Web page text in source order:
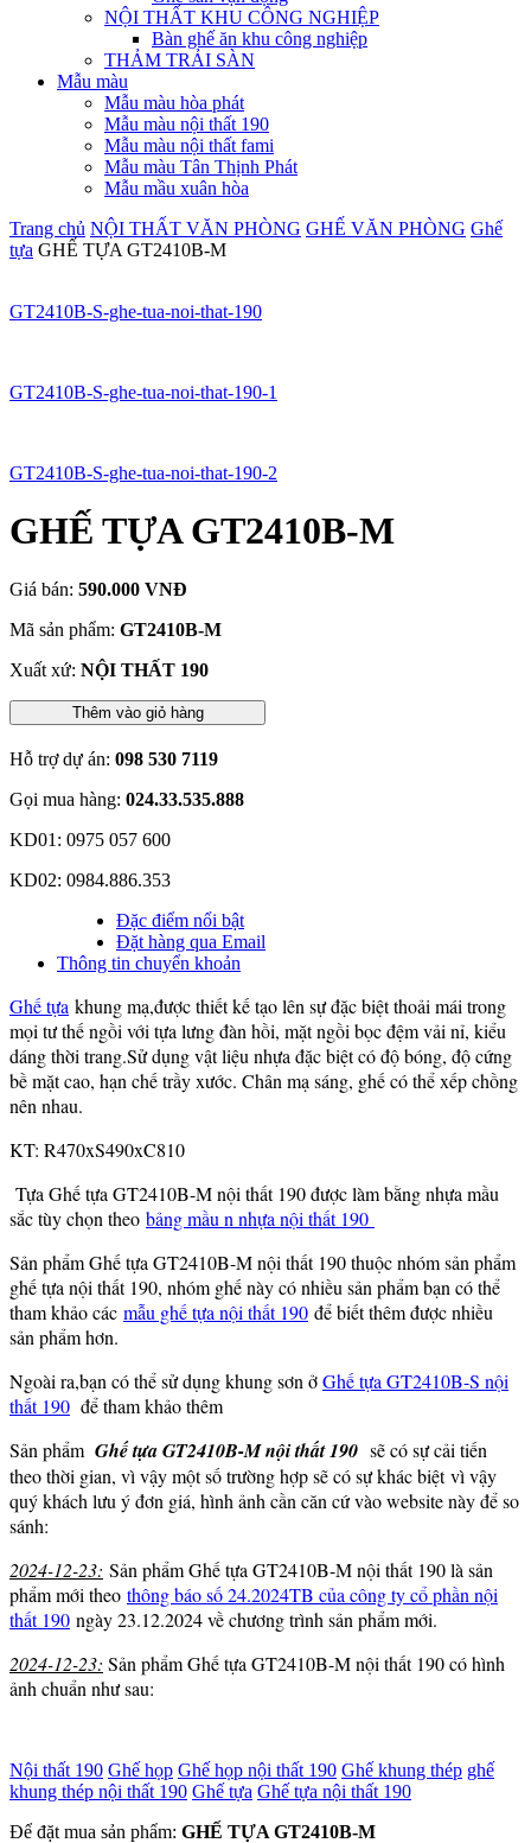
NỘI THẤT KHU CÔNG NGHIỆP
Bàn ghế ăn khu công nghiệp
THẢM TRẢI SÀN
Mẫu màu
Mẫu màu hòa phát
Mẫu màu nội thất 190
Mẫu màu nội thất fami
Mẫu màu Tân Thịnh Phát
Mẫu mầu xuân hòa
Trang chủ NỘI THẤT VĂN PHÒNG GHẾ VĂN PHÒNG Ghế
tựa GHẾ TỰA GT2410B-M
GT2410B-S-ghe-tua-noi-that-190
GT2410B-S-ghe-tua-noi-that-190-1
GT2410B-S-ghe-tua-noi-that-190-2
GHẾ TỰA GT2410B-M
Giá bán: 590.000 VNĐ
Mã sản phẩm: GT2410B-M
Xuất xứ: NỘI THẤT 190
Thêm vào giỏ hàng
Hỗ trợ dự án: 098 530 7119
Gọi mua hàng: 024.33.535.888
KD01: 0975 057 600
KD02: 0984.886.353
Đặc điểm nổi bật
Đặt hàng qua Email
Thông tin chuyển khoản
Ghế tựa khung mạ,được thiết kế tạo lên sự đặc biệt thoải mái trong
mọi tư thế ngồi với tựa lưng đàn hồi, mặt ngồi bọc đệm vải nỉ, kiểu
dáng thời trang.Sử dụng vật liệu nhựa đặc biệt có độ bóng, độ cứng
bề mặt cao, hạn chế trầy xước. Chân mạ sáng, ghế có thể xếp chồng
nên nhau.
KT: R470xS490xC810
Tựa Ghế tựa GT2410B-M nội thất 190 được làm bằng nhựa mầu
sắc tùy chọn theo bảng mầu n nhựa nội thất 190
Sản phẩm Ghế tựa GT2410B-M nội thất 190 thuộc nhóm sản phẩm
ghế tựa nội thất 190, nhóm ghế này có nhiều sản phẩm bạn có thể
tham khảo các mẫu ghế tựa nội thất 190 để biết thêm được nhiều
sản phẩm hơn.
Ngoài ra,bạn có thể sử dụng khung sơn ởGhế tựa GT2410B-S nội
thất 190 để tham khảo thêm
Sản phẩmGhế tựa GT2410B-M nội thất 190 sẽ có sự cải tiến
theo thời gian, vì vậy một số trường hợp sẽ có sự khác biệt vì vậy
quý khách lưu ý đơn giá, hình ảnh cần căn cứ vào website này để so
sánh:
2024-12-23: Sản phẩm Ghế tựa GT2410B-M nội thất 190 là sản
phẩm mới theo thông báo số 24.2024TB của công ty cổ phần nội
thất 190 ngày 23.12.2024 về chương trình sản phẩm mới.
2024-12-23: Sản phẩm Ghế tựa GT2410B-M nội thất 190 có hình
ảnh chuẩn như sau:
Nội thất 190 Ghế họp Ghế họp nội thất 190 Ghế khung thép ghế
khung thép nội thất 190 Ghế tựa Ghế tựa nội thất 190
Để đặt mua sản phẩm: GHẾ TỰA GT2410B-M